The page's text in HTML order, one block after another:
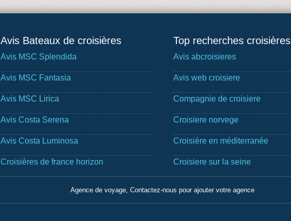
Avis Bateaux de croisières
Avis MSC Splendida
Avis MSC Fantasia
Avis MSC Lirica
Avis Costa Serena
Avis Costa Luminosa
Croisières de france horizon
Top recherches croisières
Avis abcroisieres
Avis web croisiere
Compagnie de croisiere
Croisiere norvege
Croisière en méditerranée
Croisiere sur la seine
Agence de voyage, Contactez-nous pour ajouter votre agence